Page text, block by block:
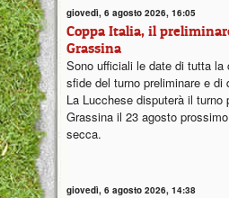
giovedì, 6 agosto 2026, 16:05
Coppa Italia, il
Grassina
Sono ufficiali le date di tutta la
sfide del turno preliminare e di
La Lucchese disputerà il turno
Grassina il 23 agosto
secca.
giovedì, 6 agosto 2026, 14:38